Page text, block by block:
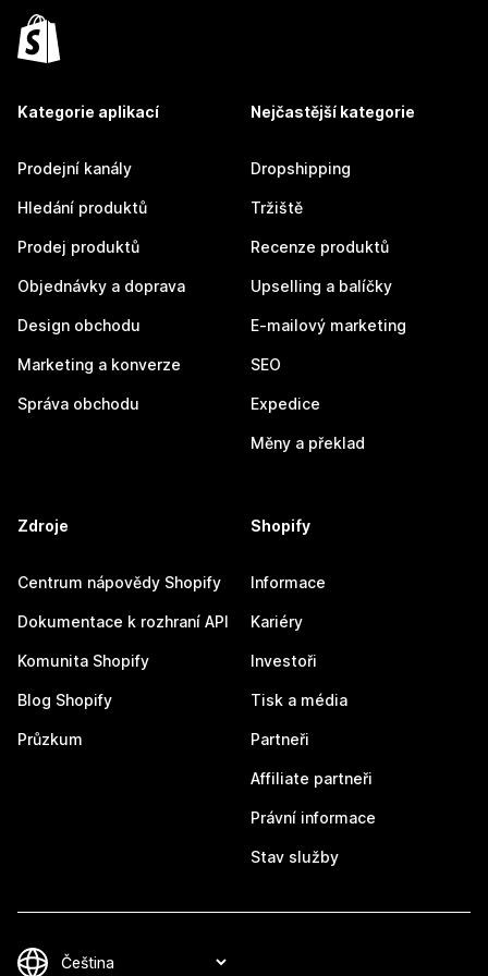
Kategorie aplikací
Prodejní kanály
Hledání produktů
Prodej produktů
Objednávky a doprava
Design obchodu
Marketing a konverze
Správa obchodu
Nejčastější kategorie
Dropshipping
Tržiště
Recenze produktů
Upselling a balíčky
E-mailový marketing
SEO
Expedice
Měny a překlad
Zdroje
Centrum nápovědy Shopify
Dokumentace k rozhraní API
Komunita Shopify
Blog Shopify
Průzkum
Shopify
Informace
Kariéry
Investoři
Tisk a média
Partneři
Affiliate partneři
Právní informace
Stav služby